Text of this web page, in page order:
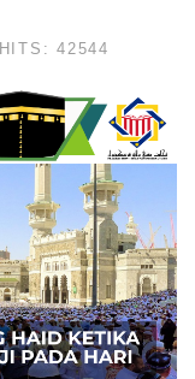
HITS: 42544